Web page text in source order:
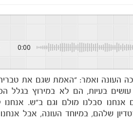
0:00
העונה ואמר: "האמת שגם את
בעיות, הם לא במירוץ בגלל
סבלנו מולם וגם ב"ש.
שלהם, במיוחד העונה, אבל